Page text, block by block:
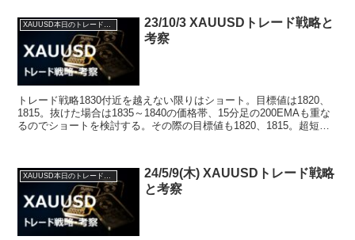
XAUUSD本日のトレード戦略と考察
23/10/3 XAUUSDトレード戦略と
考察
トレード戦略1830付近を越えない限りはショート。目標値は1820、
1815。抜けた場合は1835～1840の価格帯、15分足の200EMAも重な
るのでショートを検討する。その際の目標値も1820、1815。超短期
24/5/9(木) XAUUSDトレード戦略
と考察